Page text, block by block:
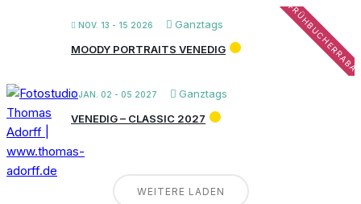
NOV. 13 - 15 2026 Ganztags
MOODY PORTRAITS VENEDIG
JAN. 02 - 05 2027
Ganztags
VENEDIG – CLASSIC 2027
WEITERE LADEN